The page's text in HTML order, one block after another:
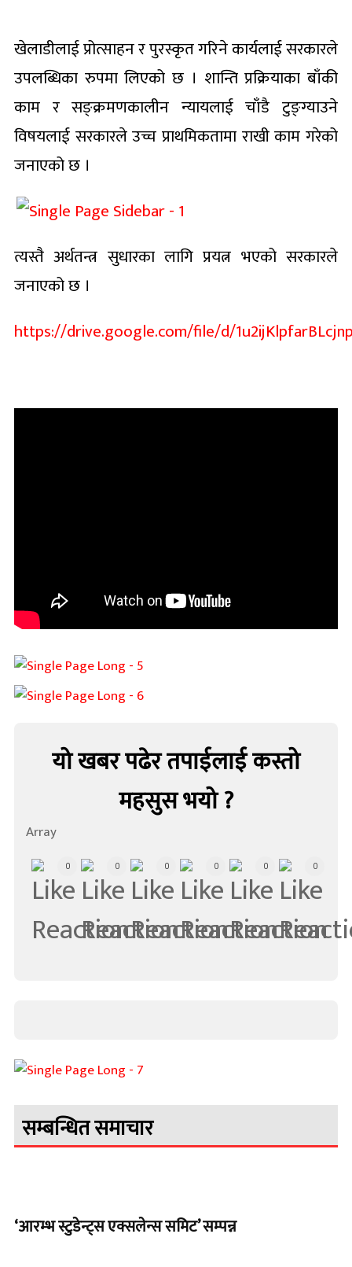
खेलाडीलाई प्रोत्साहन र पुरस्कृत गरिने कार्यलाई सरकारले
उपलब्धिका रुपमा लिएको छ । शान्ति प्रक्रियाका बाँकी
काम र सङ्क्रमणकालीन न्यायलाई चाँडै टुङ्ग्याउने
विषयलाई सरकारले उच्च प्राथमिकतामा राखी काम गरेको
जनाएको छ ।
त्यस्तै अर्थतन्त्र सुधारका लागि प्रयत्न भएको सरकारले
जनाएको छ ।
https://drive.google.com/file/d/
यो खबर पढेर तपाईलाई कस्तो
महसुस भयो ?
Array
0 0 0 0 0 0
सम्बन्धित समाचार
‘आरम्भ स्टुडेन्ट्स एक्सलेन्स समिट’ सम्पन्न